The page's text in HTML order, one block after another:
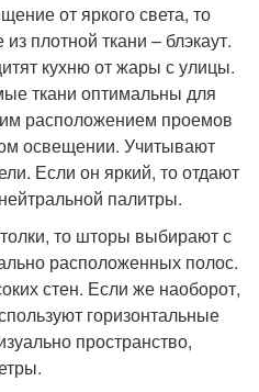
от яркого света, то
плотной ткани – блэкаут.
кухню от жары с улицы.
ткани оптимальны для
расположением проемов
освещении. Учитывают
Если он яркий, то отдают
палитры.
то шторы выбирают с
расположенных полос.
стен. Если же наоборот,
горизонтальные
пространство,